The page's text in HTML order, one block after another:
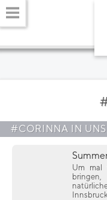
#CORINNA IN
Um mal